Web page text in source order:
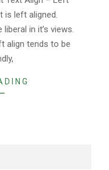
is left aligned.
in it’s views.
align tends to be